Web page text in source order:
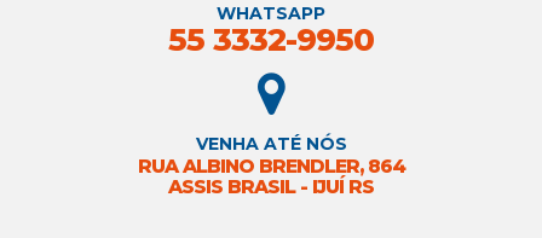
WHATSAPP
55 3332-9950
VENHA ATÉ NÓS
RUA ALBINO BRENDLER, 864
ASSIS BRASIL - IJUÍ RS